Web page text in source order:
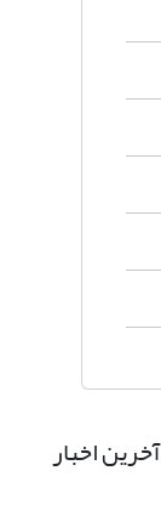
آخرین اخبار